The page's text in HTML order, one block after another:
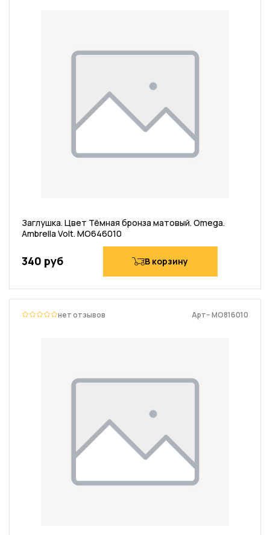
Заглушка. Цвет Тёмная бронза матовый. Omega.
Ambrella Volt. MO646010
340 руб В корзину
нет отзывов Арт– MO816010